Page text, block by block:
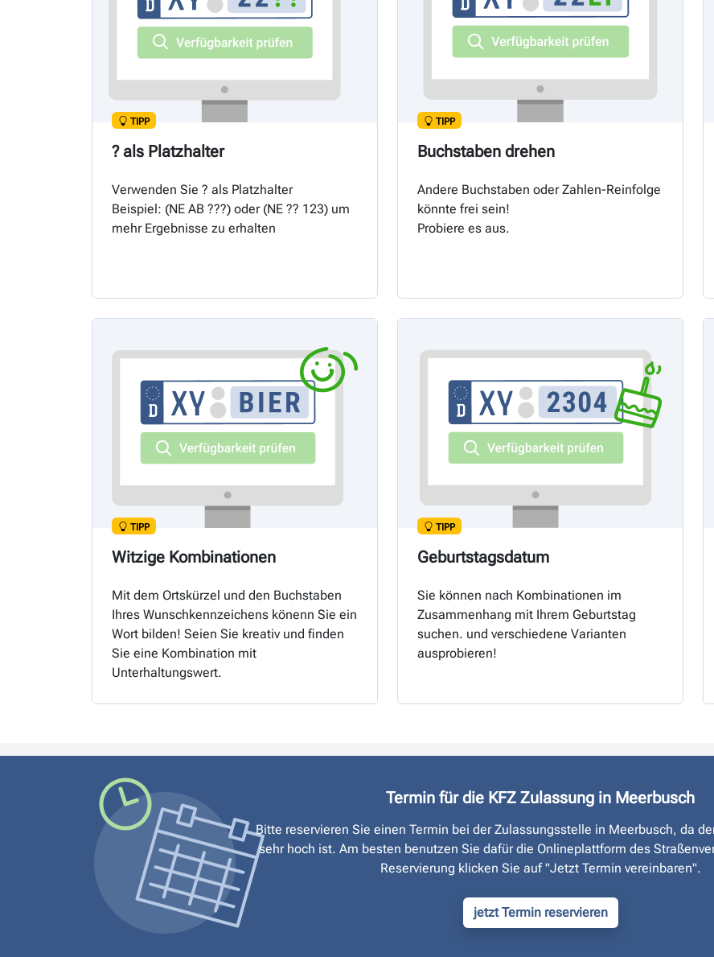
TIPP
? als Platzhalter
Verwenden Sie ? als Platzhalter
Beispiel: (NE AB ???) oder (NE ?? 123) um
mehr Ergebnisse zu erhalten
TIPP
Buchstaben drehen
Andere Buchstaben oder Zahlen-Reinfolge
könnte frei sein!
Probiere es aus.
TIPP
Witzige Kombinationen
Mit dem Ortskürzel und den Buchstaben
Ihres Wunschkennzeichens könenn Sie ein
Wort bilden! Seien Sie kreativ und finden
Sie eine Kombination mit
Unterhaltungswert.
TIPP
Geburtstagsdatum
Sie können nach Kombinationen im
Zusammenhang mit Ihrem Geburtstag
suchen. und verschiedene Varianten
ausprobieren!
Termin für die KFZ Zulassung in Meerbusch
Bitte reservieren Sie einen Termin bei der Zulassungsstelle in Meerbusch, da
sehr hoch ist. Am besten benutzen Sie dafür die Onlineplattform des
Reservierung klicken Sie auf "Jetzt Termin vereinbaren".
jetzt Termin reservieren